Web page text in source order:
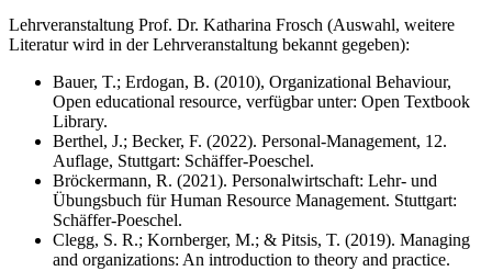
Lehrveranstaltung Prof. Dr. Katharina Frosch (Auswahl, weitere
Literatur wird in der Lehrveranstaltung bekannt gegeben):
Bauer, T.; Erdogan, B. (2010), Organizational Behaviour,
Open educational resource, verfügbar unter: Open Textbook
Library.
Berthel, J.; Becker, F. (2022). Personal-Management, 12.
Auflage, Stuttgart: Schäffer-Poeschel.
Bröckermann, R. (2021). Personalwirtschaft: Lehr- und
Übungsbuch für Human Resource Management. Stuttgart:
Schäffer-Poeschel.
Clegg, S. R.; Kornberger, M.; & Pitsis, T. (2019). Managing
and organizations: An introduction to theory and practice.